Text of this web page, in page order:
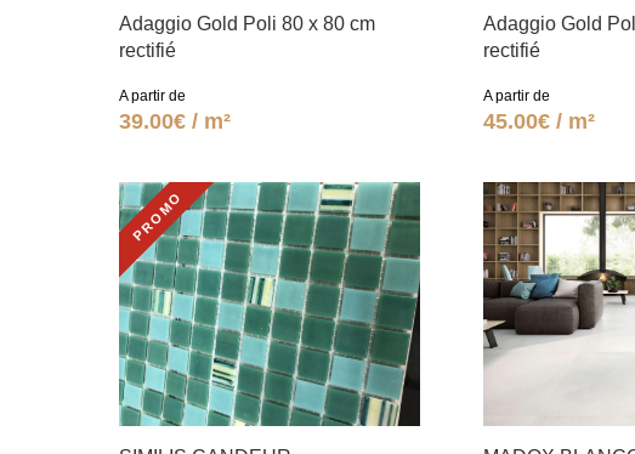
Adaggio Gold Poli 80 x 80 cm
rectifié
A partir de
39.00€ / m²
Adaggio Gold
rectifié
A partir de
45.00€ / m²
PROMO